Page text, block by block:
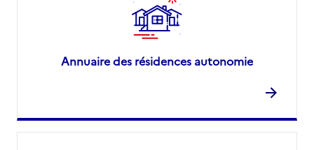
Annuaire des résidences autonomie